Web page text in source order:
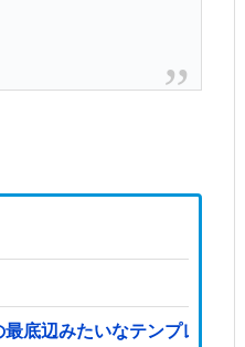
底辺みたいなテンプレ左翼